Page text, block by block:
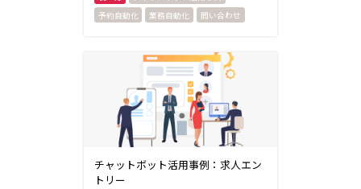
予約自動化
業務自動化 問い合わせ
チャットボット活用事例：求人エン
トリー